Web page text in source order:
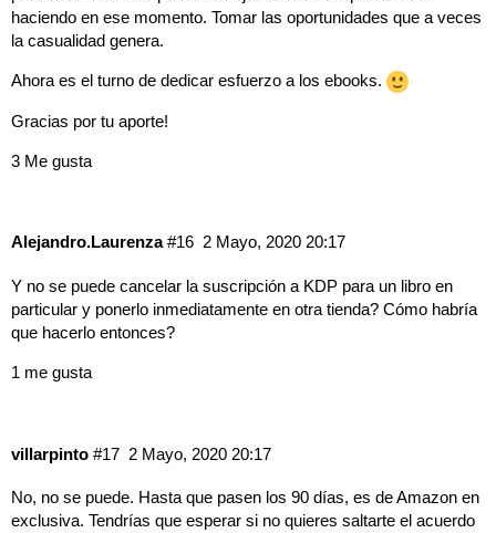
haciendo en ese momento. Tomar las oportunidades que a veces
la casualidad genera.
Ahora es el turno de dedicar esfuerzo a los ebooks.
Gracias por tu aporte!
3 Me gusta
Alejandro.Laurenza 2 Mayo, 2020 20:17
#16
Y no se puede cancelar la suscripción a KDP para un libro en
particular y ponerlo inmediatamente en otra tienda? Cómo habría
que hacerlo entonces?
1 me gusta
villarpinto 2 Mayo, 2020 20:17
#17
No, no se puede. Hasta que pasen los 90 días, es de Amazon en
exclusiva. Tendrías que esperar si no quieres saltarte el acuerdo